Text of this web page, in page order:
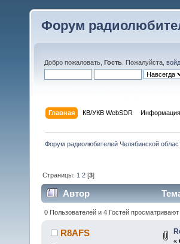
Форум
Добро пожаловать, Гость . Пожалуйста,
Главная КВ/УКВ WebSDR
Форум радиолюбителей Челябинской
Страницы: 1 2 [3]
Автор
0 Пользователей и 4 Гостей просматривают
R8AFS
«